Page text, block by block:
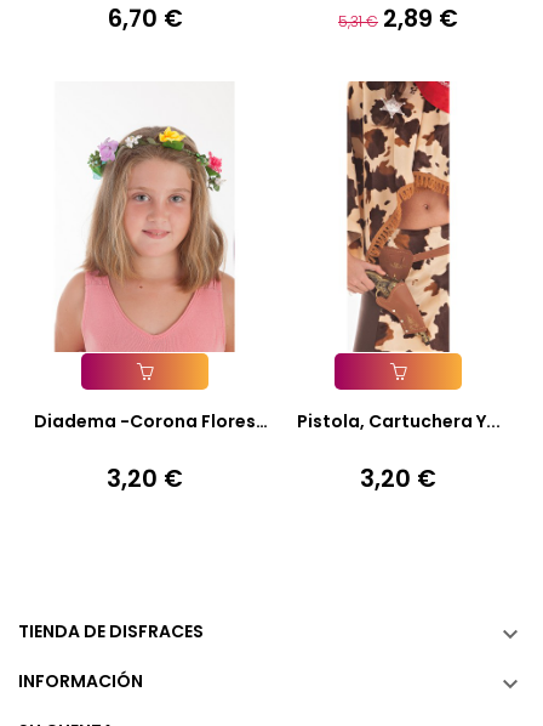
Precio
6,70 €
Precio
5,31 € Precio
2,89 €
Añadir A La Cesta
Diadema -Corona Flores
Precio
3,20 €
Añadir A La Cesta
Pistola, Cartuchera Y...
Precio
3,20 €
TIENDA DE DISFRACES 
INFORMACIÓN 